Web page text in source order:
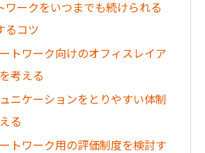
ワークをいつまでも続けられる
るコツ
トワーク向けのオフィスレイア
考える
ニケーションをとりやすい体制
る
トワーク用の評価制度を検討す